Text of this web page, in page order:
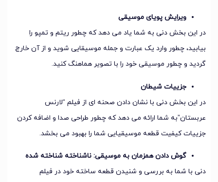
ویرایش پویای موسیقی
در این بخش دنی به شما یاد می دهد که چطور ریتم و تمپو را
بیابید، چطور وارد یک عبارت و جمله موسیقایی شوید و از آن خارج
گردید و چطور موسیقی خود را با تصویر هماهنگ کنید.
جزییات شیطان
در این بخش دنی با نشان دادن صحنه ای از فیلم “لارنس
عربستان”به شما ارائه می دهد که چطور طراحی صدا و اضافه کردن
جزییات کیفیت قطعه موسیقیایی شما را بهبود می بخشد.
گوش دادن همزمان به موسیقی: ناشناخته شناخته شده
دنی با شما به بررسی و شنیدن قطعه ساخته خود در فیلم